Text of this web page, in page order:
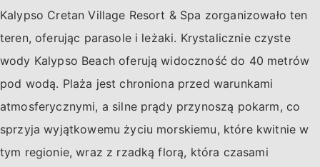
Kalypso Cretan Village Resort & Spa zorganizowało ten
teren, oferując parasole i leżaki. Krystalicznie czyste
wody Kalypso Beach oferują widoczność do 40 metrów
pod wodą. Plaża jest chroniona przed warunkami
atmosferycznymi, a silne prądy przynoszą pokarm, co
sprzyja wyjątkowemu życiu morskiemu, które kwitnie w
tym regionie, wraz z rzadką florą, która czasami